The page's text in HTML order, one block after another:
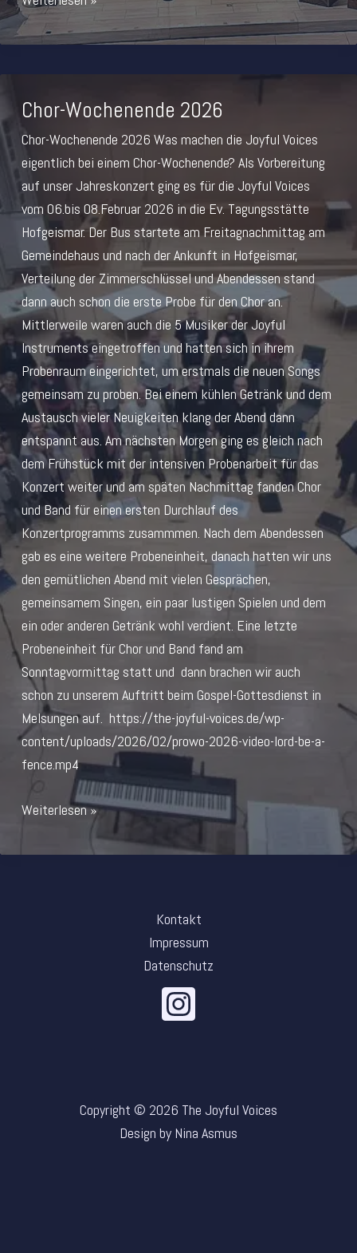
Meldungen
Chor-Wochenende 2026
Chor-Wochenende 2026 Was machen die Joyful Voices
eigentlich bei einem Chor-Wochenende? Als Vorbereitung
auf unser Jahreskonzert ging es für die Joyful Voices
vom 06.bis 08.Februar 2026 in die Ev. Tagungsstätte
Hofgeismar. Der Bus startete am Freitagnachmittag am
Gemeindehaus und nach der Ankunft in Hofgeismar,
Verteilung der Zimmerschlüssel und Abendessen stand
dann auch schon die erste Probe für den Chor an.
Mittlerweile waren auch die 5 Musiker der Joyful
Instruments eingetroffen und hatten sich in ihrem
Probenraum eingerichtet, um erstmals die neuen Songs
gemeinsam zu proben. Bei einem kühlen Getränk und dem
Austausch vieler Neuigkeiten klang der Abend dann
entspannt aus. Am nächsten Morgen ging es gleich nach
dem Frühstück mit der intensiven Probenarbeit für das
Konzert weiter und am späten Nachmittag fanden Chor
und Band für einen ersten Durchlauf des
Konzertprogramms zusammmen. Nach dem Abendessen
gab es eine weitere Probeneinheit, danach hatten wir uns
den gemütlichen Abend mit vielen Gesprächen,
gemeinsamem Singen, ein paar lustigen Spielen und dem
ein oder anderen Getränk wohl verdient. Eine letzte
Probeneinheit für Chor und Band fand am
Sonntagvormittag statt und dann brachen wir auch
schon zu unserem Auftritt beim Gospel-Gottesdienst in
Melsungen auf. https://the-joyful-voices.de/wp-
content/uploads/2026/02/prowo-2026-video-lord-be-a-
fence.mp4
Chor-
2026
Weiterlesen »
Kontakt
Impressum
Datenschutz
Copyright © 2026 The Joyful Voices
Design by Nina Asmus